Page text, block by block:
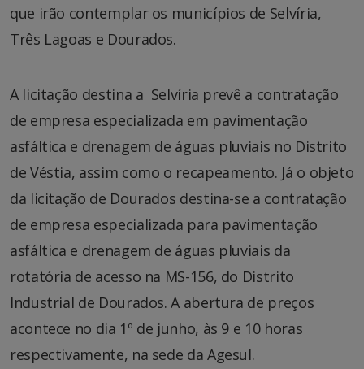
que irão contemplar os municípios de Selvíria,
Três Lagoas e Dourados.
A licitação destina a Selvíria prevê a contratação
de empresa especializada em pavimentação
asfáltica e drenagem de águas pluviais no Distrito
de Véstia, assim como o recapeamento. Já o objeto
da licitação de Dourados destina-se a contratação
de empresa especializada para pavimentação
asfáltica e drenagem de águas pluviais da
rotatória de acesso na MS-156, do Distrito
Industrial de Dourados. A abertura de preços
acontece no dia 1º de junho, às 9 e 10 horas
respectivamente, na sede da Agesul.